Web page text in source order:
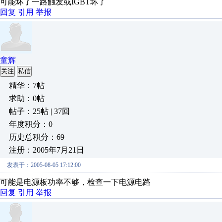
可能坏了一路触发或IGBT坏了
回复 引用 举报
童辉
关注 私信
精华：7帖
求助：0帖
帖子：25帖 | 37回
年度积分：0
历史总积分：69
注册：2005年7月21日
发表于：2005-08-05 17:12:00
可能是电源板功率不够，检查一下电源电路
回复 引用 举报